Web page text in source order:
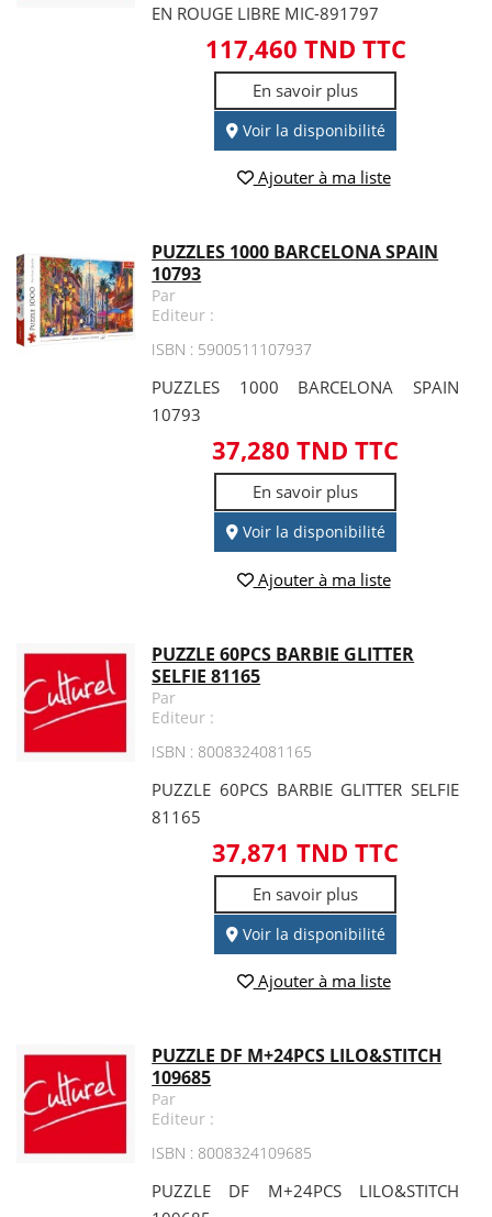
EN ROUGE LIBRE MIC-891797
117,460 TND TTC
En savoir plus
Voir la disponibilité
Ajouter à ma liste
PUZZLES 1000 BARCELONA SPAIN
10793
Par
Editeur :
ISBN : 5900511107937
PUZZLES 1000 BARCELONA SPAIN
10793
37,280 TND TTC
En savoir plus
Voir la disponibilité
Ajouter à ma liste
PUZZLE 60PCS BARBIE GLITTER
SELFIE 81165
Par
Editeur :
ISBN : 8008324081165
PUZZLE 60PCS BARBIE GLITTER SELFIE
81165
37,871 TND TTC
En savoir plus
Voir la disponibilité
Ajouter à ma liste
PUZZLE DF M+24PCS LILO&STITCH
109685
Par
Editeur :
ISBN : 8008324109685
PUZZLE DF M+24PCS LILO&STITCH